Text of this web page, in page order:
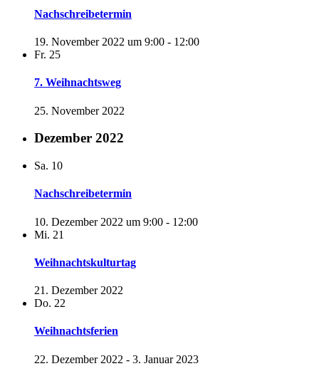
Nachschreibetermin
19. November 2022 um 9:00 - 12:00
Fr. 25
7. Weihnachtsweg
25. November 2022
Dezember 2022
Sa. 10
Nachschreibetermin
10. Dezember 2022 um 9:00 - 12:00
Mi. 21
Weihnachtskulturtag
21. Dezember 2022
Do. 22
Weihnachtsferien
22. Dezember 2022 - 3. Januar 2023